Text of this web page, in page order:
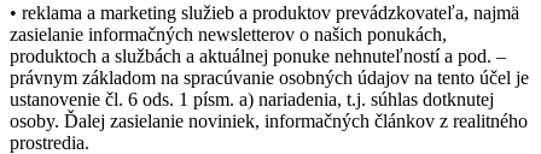
• reklama a marketing služieb a produktov prevádzkovateľa, najmä
zasielanie informačných newsletterov o našich ponukách,
produktoch a službách a aktuálnej ponuke nehnuteľností a pod. –
právnym základom na spracúvanie osobných údajov na tento účel je
ustanovenie čl. 6 ods. 1 písm. a) nariadenia, t.j. súhlas dotknutej
osoby. Ďalej zasielanie noviniek, informačných článkov z realitného
prostredia.